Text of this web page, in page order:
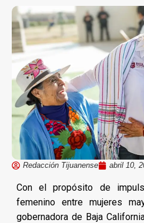
Redacción Tijuanense abril 10,
Con el propósito de
femenino entre mujeres
gobernadora de Baja